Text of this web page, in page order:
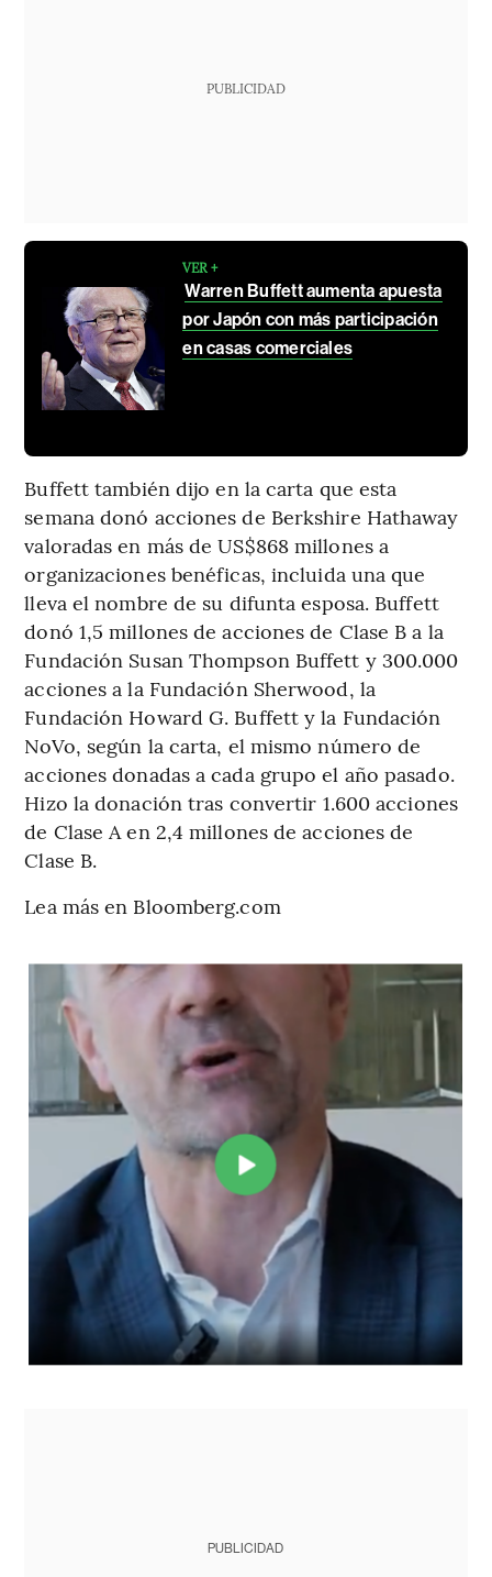
PUBLICIDAD
VER +
Warren Buffett aumenta apuesta
por Japón con más participación
en casas comerciales
Buffett también dijo en la carta que esta
semana donó acciones de Berkshire Hathaway
valoradas en más de US$868 millones a
organizaciones benéficas, incluida una que
lleva el nombre de su difunta esposa. Buffett
donó 1,5 millones de acciones de Clase B a la
Fundación Susan Thompson Buffett y 300.000
acciones a la Fundación Sherwood, la
Fundación Howard G. Buffett y la Fundación
NoVo, según la carta, el mismo número de
acciones donadas a cada grupo el año pasado.
Hizo la donación tras convertir 1.600 acciones
de Clase A en 2,4 millones de acciones de
Clase B.
Lea más en Bloomberg.com
PUBLICIDAD